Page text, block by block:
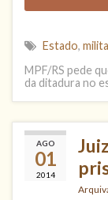
Estado,
MPF/RS pede
da ditadura no
AGO
01
2014